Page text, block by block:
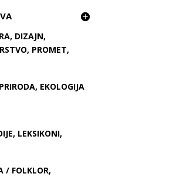
DIZAJN,
PROMET,
EKOLOGIJA
LEKSIKONI,
/ FOLKLOR,